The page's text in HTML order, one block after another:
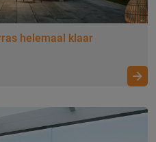
helemaal klaar